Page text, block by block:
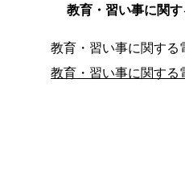
教育・習い事に関
教育・習い事に関する
教育・習い事に関する